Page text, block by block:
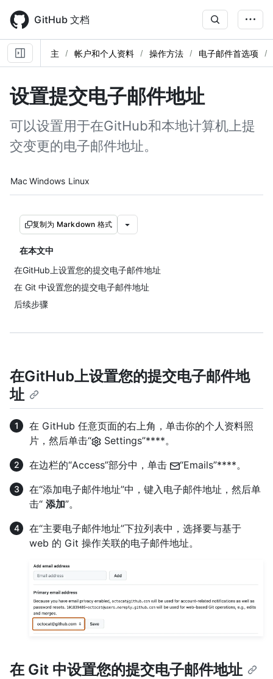
main
content
GitHub 文档
主 帐户和个人资料 操作方法 电子邮件首选项
设置提交电子邮件地址
可以设置用于在GitHub和本地计算机上提
交变更的电子邮件地址。
Platform navigation
Mac Windows Linux
复制为 Markdown 格式
在本文中
在GitHub上设置您的提交电子邮件地址
在 Git 中设置您的提交电子邮件地址
后续步骤
在GitHub上设置您的提交电子邮件地
址
在 GitHub 任意页面的右上角，单击你的个人资料照
片，然后单击“
Settings”****。
在边栏的“Access”部分中，单击
“Emails”****。
在“添加电子邮件地址”中，键入电子邮件地址，然后单
击“ 添加”。
在“主要电子邮件地址”下拉列表中，选择要与基于
web 的 Git 操作关联的电子邮件地址。
在 Git 中设置您的提交电子邮件地址